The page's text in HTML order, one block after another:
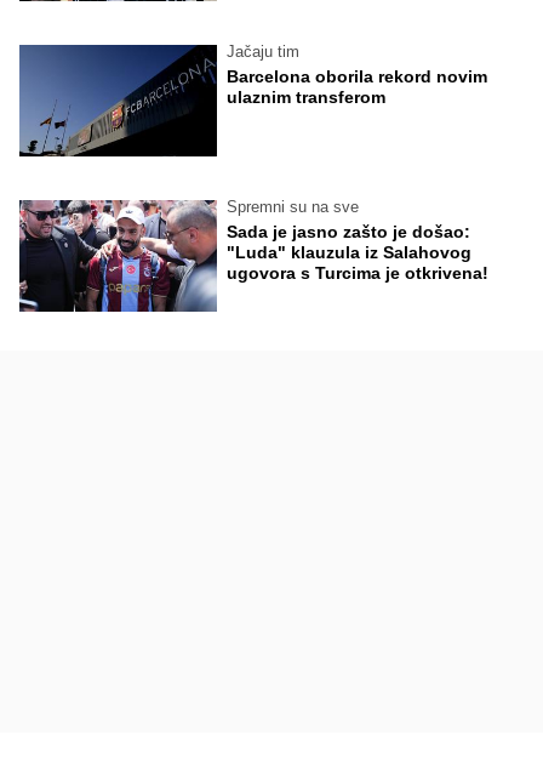
Jačaju tim
Barcelona oborila rekord novim
ulaznim transferom
Spremni su na sve
Sada je jasno zašto je došao:
"Luda" klauzula iz Salahovog
ugovora s Turcima je otkrivena!